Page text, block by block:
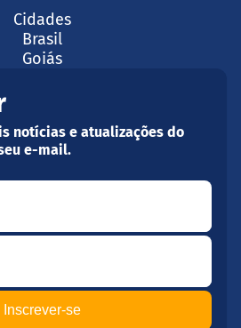
Cidades
Brasil
Goiás
notícias e atualizações do
e-mail.